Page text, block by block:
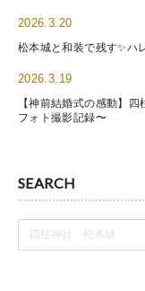
2026.3.20
松本城と和装で残す✨ハ
2026.3.19
【神前結婚式の感動】
フォト撮影記録〜
SEARCH